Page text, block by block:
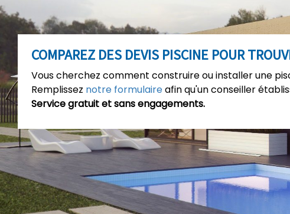
COMPAREZ DES DEVIS PISCINE POUR
Vous cherchez comment construire ou installer une
Remplissez notre formulaireafin qu'un conseiller
Service gratuit et sans engagements.